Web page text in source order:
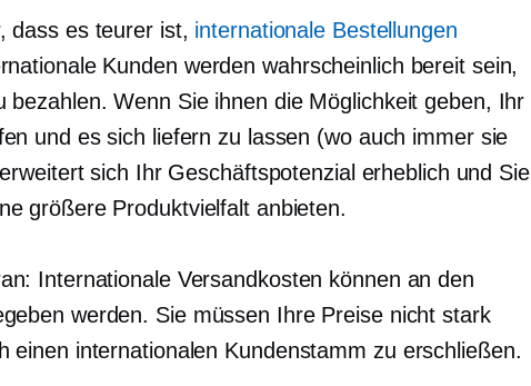
dass es teurer ist, internationale Bestellungen
Kunden werden wahrscheinlich bereit sein,
bezahlen. Wenn Sie ihnen die Möglichkeit geben, Ihr
und es sich liefern zu lassen (wo auch immer sie
sich Ihr Geschäftspotenzial erheblich und Sie
größere Produktvielfalt anbieten.
Internationale Versandkosten können an den
werden. Sie müssen Ihre Preise nicht stark
einen internationalen Kundenstamm zu erschließen.